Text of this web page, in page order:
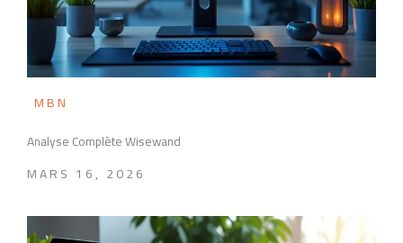
MBN
Analyse Complète Wisewand
MARS 16, 2026